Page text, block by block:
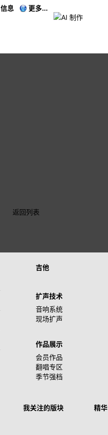
信息 更多...
返回列表
吉他
扩声技术
音响系统
现场扩声
作品展示
会员作品
翻唱专区
季节强档
我关注的版块 精华